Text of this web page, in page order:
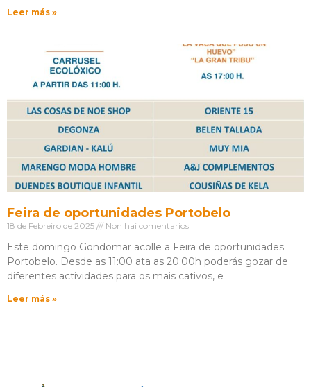
Leer más »
Feira de oportunidades Portobelo
18 de Febreiro de 2025 Non hai comentarios
Este domingo Gondomar acolle a Feira de oportunidades
Portobelo. Desde as 11:00 ata as 20:00h poderás gozar de
diferentes actividades para os mais cativos, e
Leer más »